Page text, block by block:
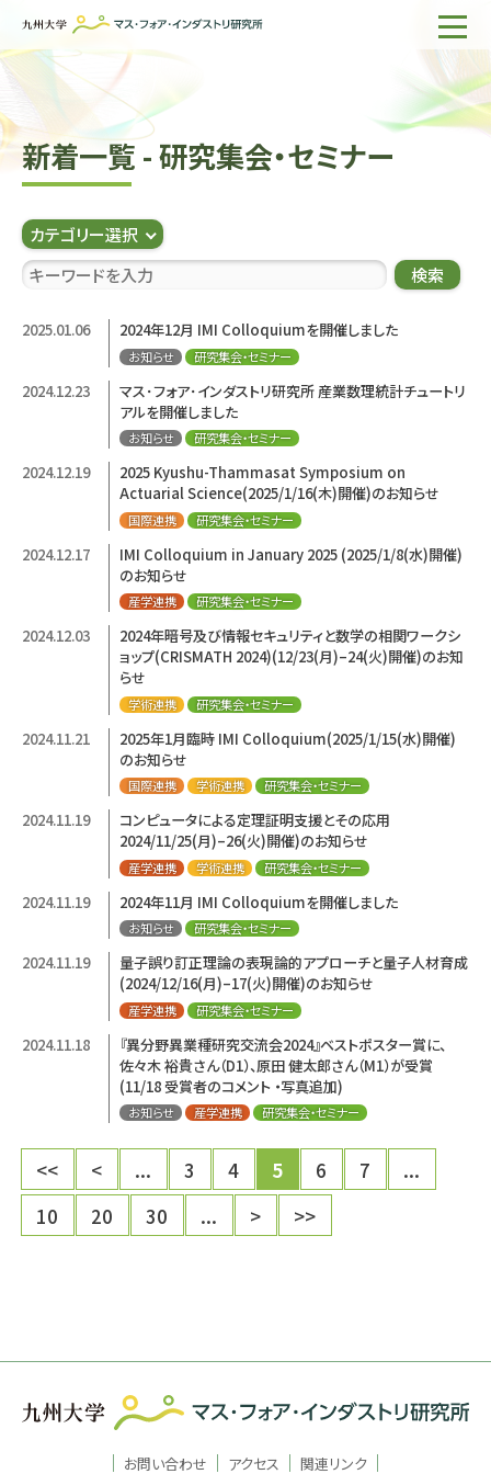
ホーム
IMIについて
組織・所員
研究活動
企業の方へ
サイト内検索
新着一覧 - 研究集会・セミナー
カテゴリー選択
検索
2025.01.06 2024年12月 IMI Colloquiumを開催しました
お知らせ 研究集会・セミナー
2024.12.23
マス･フォア･インダストリ研究所 産業数理統計チュートリ
アルを開催しました
お知らせ 研究集会・セミナー
2024.12.19
2025 Kyushu-Thammasat Symposium on
Actuarial Science(2025/1/16(木)開催)のお知らせ
国際連携 研究集会・セミナー
2024.12.17
IMI Colloquium in January 2025 (2025/1/8(水)開催)
のお知らせ
産学連携 研究集会・セミナー
2024.12.03
2024年暗号及び情報セキュリティと数学の相関ワークシ
ョップ(CRISMATH 2024)(12/23(月)–24(火)開催)のお知
らせ
学術連携 研究集会・セミナー
2024.11.21
2025年1月臨時 IMI Colloquium(2025/1/15(水)開催)
のお知らせ
国際連携 学術連携 研究集会・セミナー
2024.11.19
コンピュータによる定理証明支援とその応用
2024/11/25(月)–26(火)開催)のお知らせ
産学連携 学術連携 研究集会・セミナー
2024.11.19 2024年11月 IMI Colloquiumを開催しました
お知らせ 研究集会・セミナー
2024.11.19
量子誤り訂正理論の表現論的アプローチと量子人材育成
(2024/12/16(月)–17(火)開催)のお知らせ
産学連携 研究集会・セミナー
2024.11.18
『異分野異業種研究交流会2024』ベストポスター賞に、
佐々木 裕貴さん（D1）、原田 健太郎さん（M1）が受賞
(11/18 受賞者のコメント ・写真追加)
お知らせ 産学連携 研究集会・セミナー
<< < ... 3 4 5 6 7
...
10
20 30 ... > >>
お問い合わせ アクセス 関連リンク